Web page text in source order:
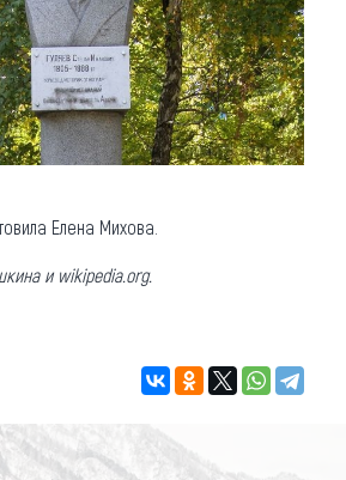
Елена Михова.
и wikipedia.org.